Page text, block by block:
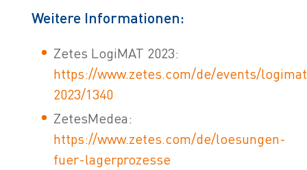
Weitere Informationen:
Zetes LogiMAT 2023:
https://www.zetes.com/de/events/
2023/1340
ZetesMedea:
https://www.zetes.com/de/loesungen-
fuer-lagerprozesse